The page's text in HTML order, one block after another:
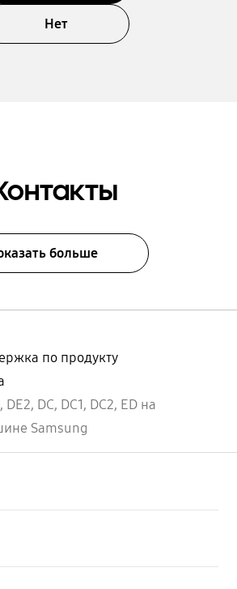
Нет
больше
по продукту
DС, DC1, DC2, ED на
Samsung